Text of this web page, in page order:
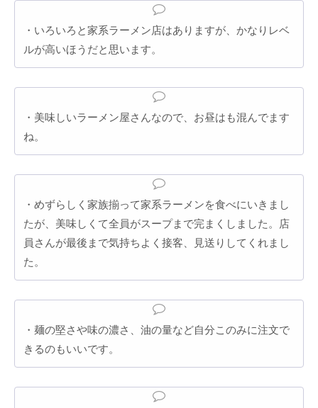
・いろいろと家系ラーメン店はありますが、かなりレベ
ルが高いほうだと思います。
・美味しいラーメン屋さんなので、お昼はも混んでます
ね。
・めずらしく家族揃って家系ラーメンを食べにいきまし
たが、美味しくて全員がスープまで完まくしました。店
員さんが最後まで気持ちよく接客、見送りしてくれまし
た。
・麺の堅さや味の濃さ、油の量など自分このみに注文で
きるのもいいです。